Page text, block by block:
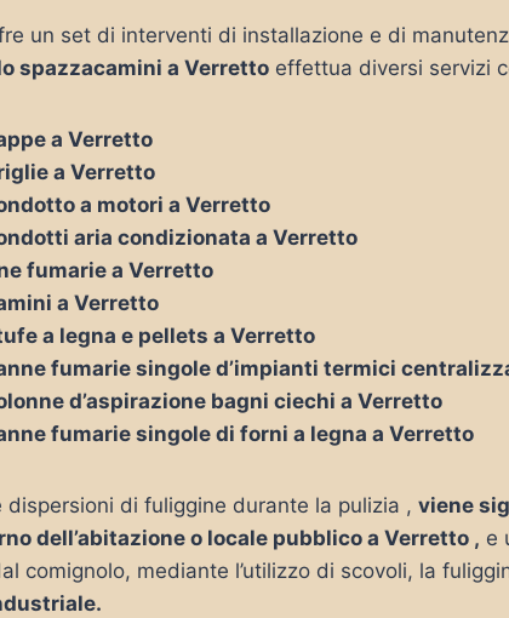
un set di interventi di installazione e di
spazzacamini a Verretto effettua diversi servizi
a Verretto
a Verretto
a motori a Verretto
aria condizionata a Verretto
fumarie a Verretto
a Verretto
a legna e pellets a Verretto
fumarie singole d’impianti termici
d’aspirazione bagni ciechi a Verretto
fumarie singole di forni a legna a Verretto
di fuliggine durante la pulizia , viene
dell’abitazione o locale pubblico a Verretto , e
comignolo, mediante l’utilizzo di scovoli, la